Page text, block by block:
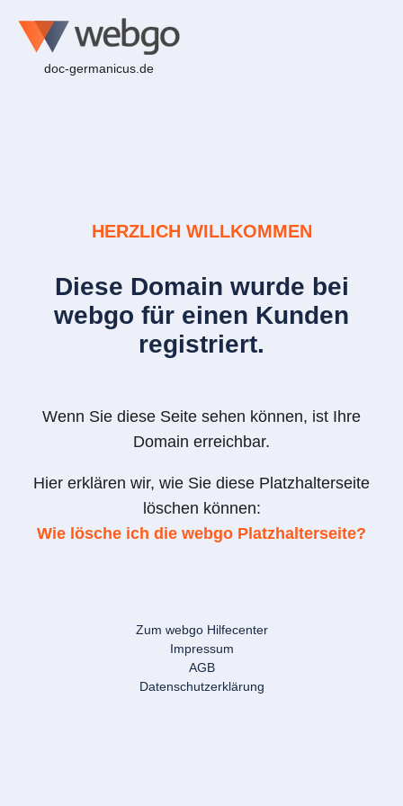
doc-germanicus.de
HERZLICH WILLKOMMEN
Diese Domain wurde bei
webgo für einen Kunden
registriert.
Wenn Sie diese Seite sehen können, ist Ihre
Domain erreichbar.
Hier erklären wir, wie Sie diese Platzhalterseite
löschen können:
Wie lösche ich die webgo Platzhalterseite?
Zum webgo Hilfecenter
Impressum
AGB
Datenschutzerklärung